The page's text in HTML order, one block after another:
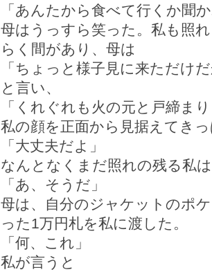
「あんたから食べて行くか聞
母はうっすら笑った。私も照
らく間があり、母は
「ちょっと様子見に来ただけ
と言い、
「くれぐれも火の元と戸締ま
私の顔を正面から見据えてき
「大丈夫だよ」
なんとなくまだ照れの残る私
「あ、そうだ」
母は、自分のジャケットのポ
った1万円札を私に渡した。
「何、これ」
私が言うと